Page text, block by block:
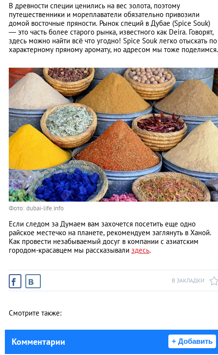
В древности специи ценились на вес золота, поэтому
путешественники и мореплаватели обязательно привозили
домой восточные пряности. Рынок специй в Дубае (Spice Souk)
— это часть более старого рынка, известного как Deira. Говорят,
здесь можно найти всё что угодно! Spice Souk легко отыскать по
характерному пряному аромату, но адресом мы тоже поделимся.
Фото: dubai-life.info
Если следом за Думаем вам захочется посетить еще одно
райское местечко на планете, рекомендуем заглянуть в Ханой.
Как провести незабываемый досуг в компании с азиатским
городом-красавцем мы рассказывали здесь.
В ЗАКЛАДКИ
Смотрите также:
Комментарии + Добавить